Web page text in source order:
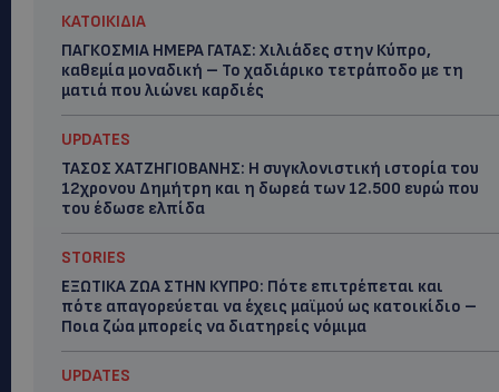
ΚΑΤΟΙΚΙΔΙΑ
ΠΑΓΚΟΣΜΙΑ ΗΜΕΡΑ ΓΑΤΑΣ: Χιλιάδες στην Κύπρο,
καθεμία μοναδική – Το χαδιάρικο τετράποδο με τη
ματιά που λιώνει καρδιές
UPDATES
ΤΑΣΟΣ ΧΑΤΖΗΓΙΟΒΑΝΗΣ: Η συγκλονιστική ιστορία του
12χρονου Δημήτρη και η δωρεά των 12.500 ευρώ που
του έδωσε ελπίδα
STORIES
ΕΞΩΤΙΚΑ ΖΩΑ ΣΤΗΝ ΚΥΠΡΟ: Πότε επιτρέπεται και
πότε απαγορεύεται να έχεις μαϊμού ως κατοικίδιο –
Ποια ζώα μπορείς να διατηρείς νόμιμα
UPDATES